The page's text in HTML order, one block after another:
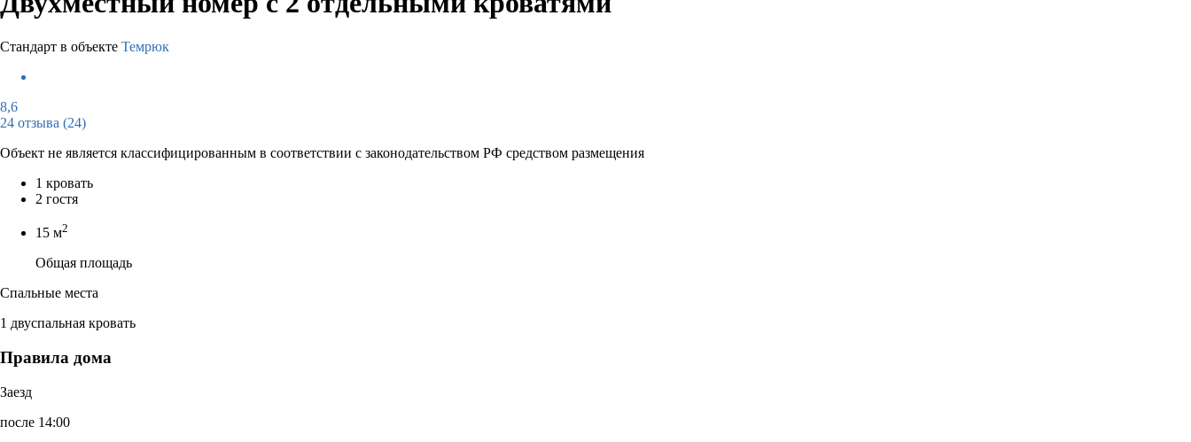
Стандарт в объекте Темрюк
8,6
24 отзыва (24)
Объект не является классифицированным в соответствии с законодательством РФ средством размещения
1 кровать
2 гостя
15 м2
Общая площадь
Спальные места
1 двуспальная кровать
Правила дома
Заезд
после 14:00